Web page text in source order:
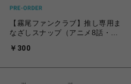
【霧尾ファンクラブ】推し専用ま
なざしスナップ（アニメ8話・全5
￥300